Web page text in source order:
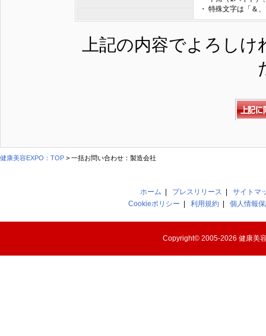
・ 特殊文字は「＆
上記の内容でよろし
健康美容EXPO：TOP > 一括お問い合わせ：製造会社
ホーム プレスリリース |サイトマ
Cookieポリシー
|利用規約 |個人情報
Copyright© 2005-2026健康美